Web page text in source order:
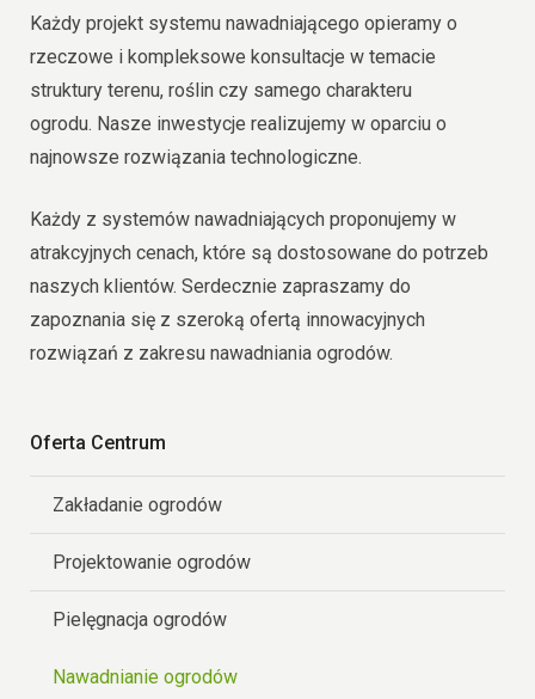
Każdy projekt systemu nawadniającego opieramy o
rzeczowe i kompleksowe konsultacje w temacie
struktury terenu, roślin czy samego charakteru
ogrodu. Nasze inwestycje realizujemy w oparciu o
najnowsze rozwiązania technologiczne.
Każdy z systemów nawadniających proponujemy w
atrakcyjnych cenach, które są dostosowane do potrzeb
naszych klientów. Serdecznie zapraszamy do
zapoznania się z szeroką ofertą innowacyjnych
rozwiązań z zakresu nawadniania ogrodów.
Oferta Centrum
Zakładanie ogrodów
Projektowanie ogrodów
Pielęgnacja ogrodów
Nawadnianie ogrodów